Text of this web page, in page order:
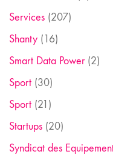
Services (207)
Shanty (16)
Smart Data Power(2)
Sport (30)
Sport (21)
Startups (20)
Syndicat des